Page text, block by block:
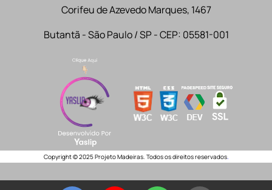
Corifeu de Azevedo Marques, 1467
Butantã - São Paulo / SP - CEP: 05581-001
Copyright © 2025 Projeto Madeiras. Todos os direitos reservados.